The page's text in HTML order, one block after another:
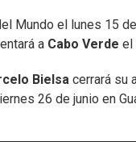
Mundo el lunes 15
a Cabo Verde el
Bielsa cerrará su
26 de junio en